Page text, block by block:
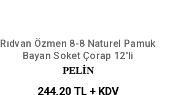
Rıdvan Özmen 8-8 Naturel Pamuk
Bayan Soket Çorap 12'li
PELİN
244,20 TL + KDV